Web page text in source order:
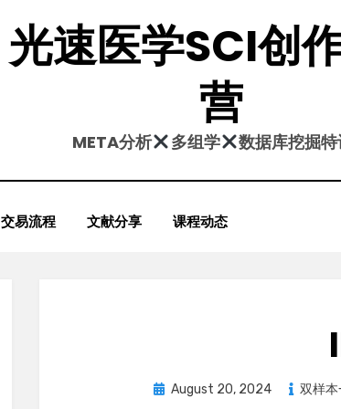
光速医学SCI创
营
META分析 多组学 数据库挖掘
交易流程 文献分享 课程动态
Posted
August 20, 2024 双样本